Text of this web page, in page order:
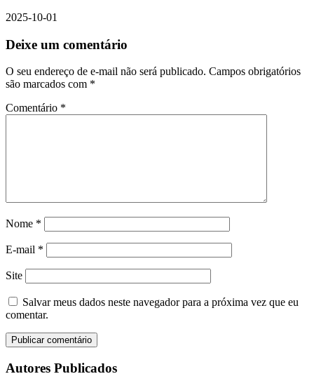
2025-10-01
Deixe um comentário
O seu endereço de e-mail não será publicado. Campos obrigatórios
são marcados com *
Comentário *
Nome *
E-mail *
Site
Salvar meus dados neste navegador para a próxima vez que eu
comentar.
Autores Publicados